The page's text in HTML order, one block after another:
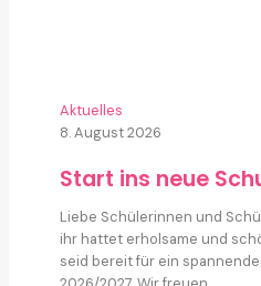
Aktuelles
8. August 2026
Start ins neue
Liebe Schülerinnen und
ihr hattet erholsame und
seid bereit für ein